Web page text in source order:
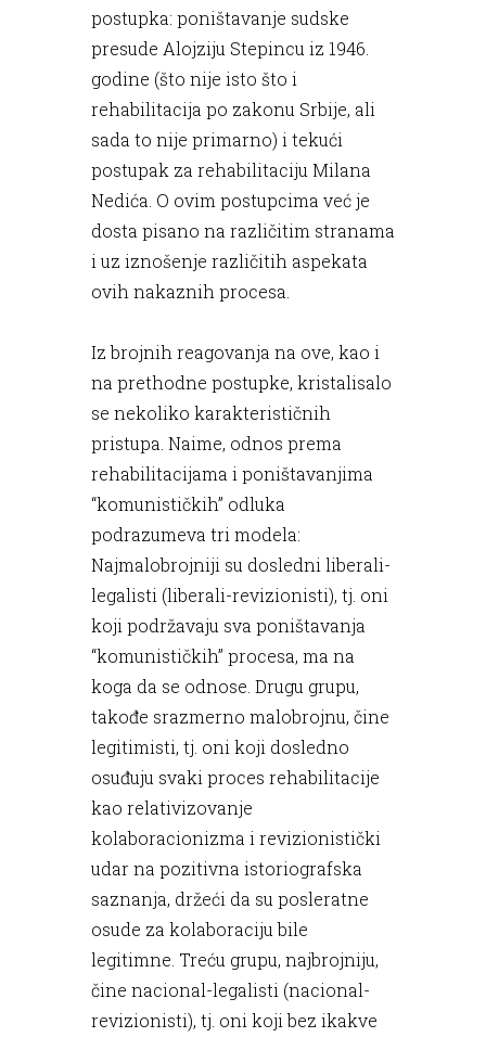
postupka: poništavanje sudske
presude Alojziju Stepincu iz 1946.
godine (što nije isto što i
rehabilitacija po zakonu Srbije, ali
sada to nije primarno) i tekući
postupak za rehabilitaciju Milana
Nedića. O ovim postupcima već je
dosta pisano na različitim stranama
i uz iznošenje različitih aspekata
ovih nakaznih procesa.
Iz brojnih reagovanja na ove, kao i
na prethodne postupke, kristalisalo
se nekoliko karakterističnih
pristupa. Naime, odnos prema
rehabilitacijama i poništavanjima
“komunističkih” odluka
podrazumeva tri modela:
Najmalobrojniji su dosledni liberali-
legalisti (liberali-revizionisti), tj. oni
koji podržavaju sva poništavanja
“komunističkih” procesa, ma na
koga da se odnose. Drugu grupu,
takođe srazmerno malobrojnu, čine
legitimisti, tj. oni koji dosledno
osuđuju svaki proces rehabilitacije
kao relativizovanje
kolaboracionizma i revizionistički
udar na pozitivna istoriografska
saznanja, držeći da su posleratne
osude za kolaboraciju bile
legitimne. Treću grupu, najbrojniju,
čine nacional-legalisti (nacional-
revizionisti), tj. oni koji bez ikakve